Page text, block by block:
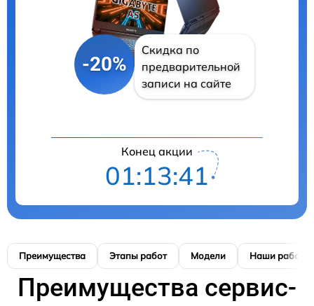
-20%
Скидка по
предварительной
записи на сайте
Конец акции
01:13:40
Преимущества Этапы работ Модели Наши работы
Преимущества сервис-